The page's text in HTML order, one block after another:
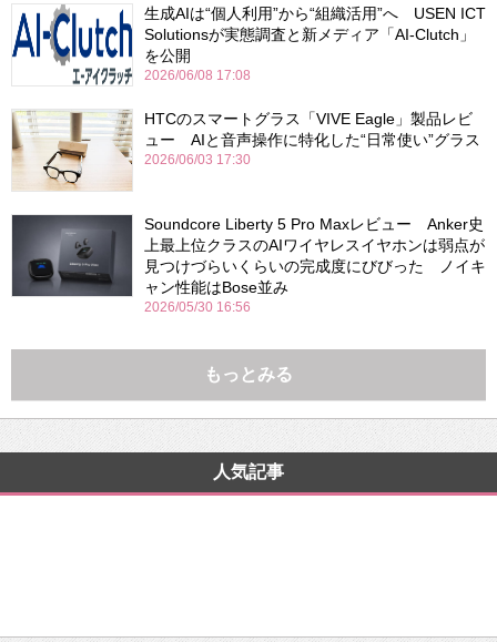
生成AIは“個人利用”から“組織活用”へ USEN ICT
Solutionsが実態調査と新メディア「AI-Clutch」
を公開
2026/06/08 17:08
HTCのスマートグラス「VIVE Eagle」製品レビ
ュー AIと音声操作に特化した“日常使い”グラス
2026/06/03 17:30
Soundcore Liberty 5 Pro Maxレビュー Anker史
上最上位クラスのAIワイヤレスイヤホンは弱点が
見つけづらいくらいの完成度にびびった ノイキ
ャン性能はBose並み
2026/05/30 16:56
もっとみる
人気記事